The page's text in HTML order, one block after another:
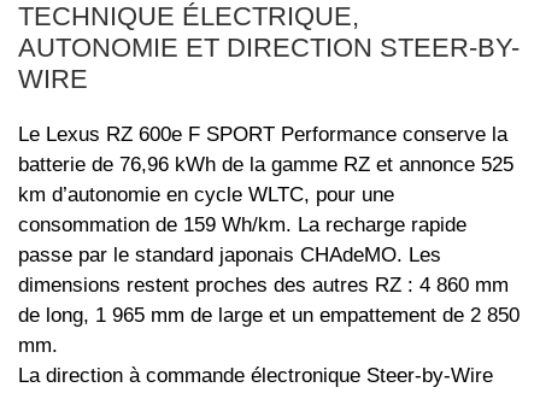
TECHNIQUE ÉLECTRIQUE,
AUTONOMIE ET DIRECTION STEER-BY-
WIRE
Le Lexus RZ 600e F SPORT Performance conserve la
batterie de 76,96 kWh de la gamme RZ et annonce 525
km d’autonomie en cycle WLTC, pour une
consommation de 159 Wh/km. La recharge rapide
passe par le standard japonais CHAdeMO. Les
dimensions restent proches des autres RZ : 4 860 mm
de long, 1 965 mm de large et un empattement de 2 850
mm.
La direction à commande électronique Steer-by-Wire